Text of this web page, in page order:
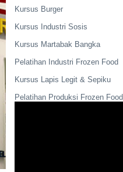
Kursus Burger
Kursus Industri Sosis
Kursus Martabak Bangka
Pelatihan Industri Frozen Food
Kursus Lapis Legit & Sepiku
Pelatihan Produksi Frozen Food